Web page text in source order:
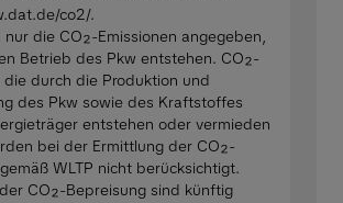
co2/.
nur die CO₂-Emissionen angegeben,
Betrieb des Pkw entstehen. CO₂-
die durch die Produktion und
des Pkw sowie des Kraftstoffes
entstehen oder vermieden
bei der Ermittlung der CO₂-
WLTP nicht berücksichtigt.
CO₂-Bepreisung sind künftig